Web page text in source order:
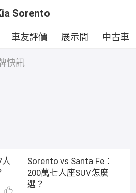
Sorento
車友評價 展示間 中古車
快訊
Sorento vs Santa Fe：
200萬七人座SUV怎麼
選？